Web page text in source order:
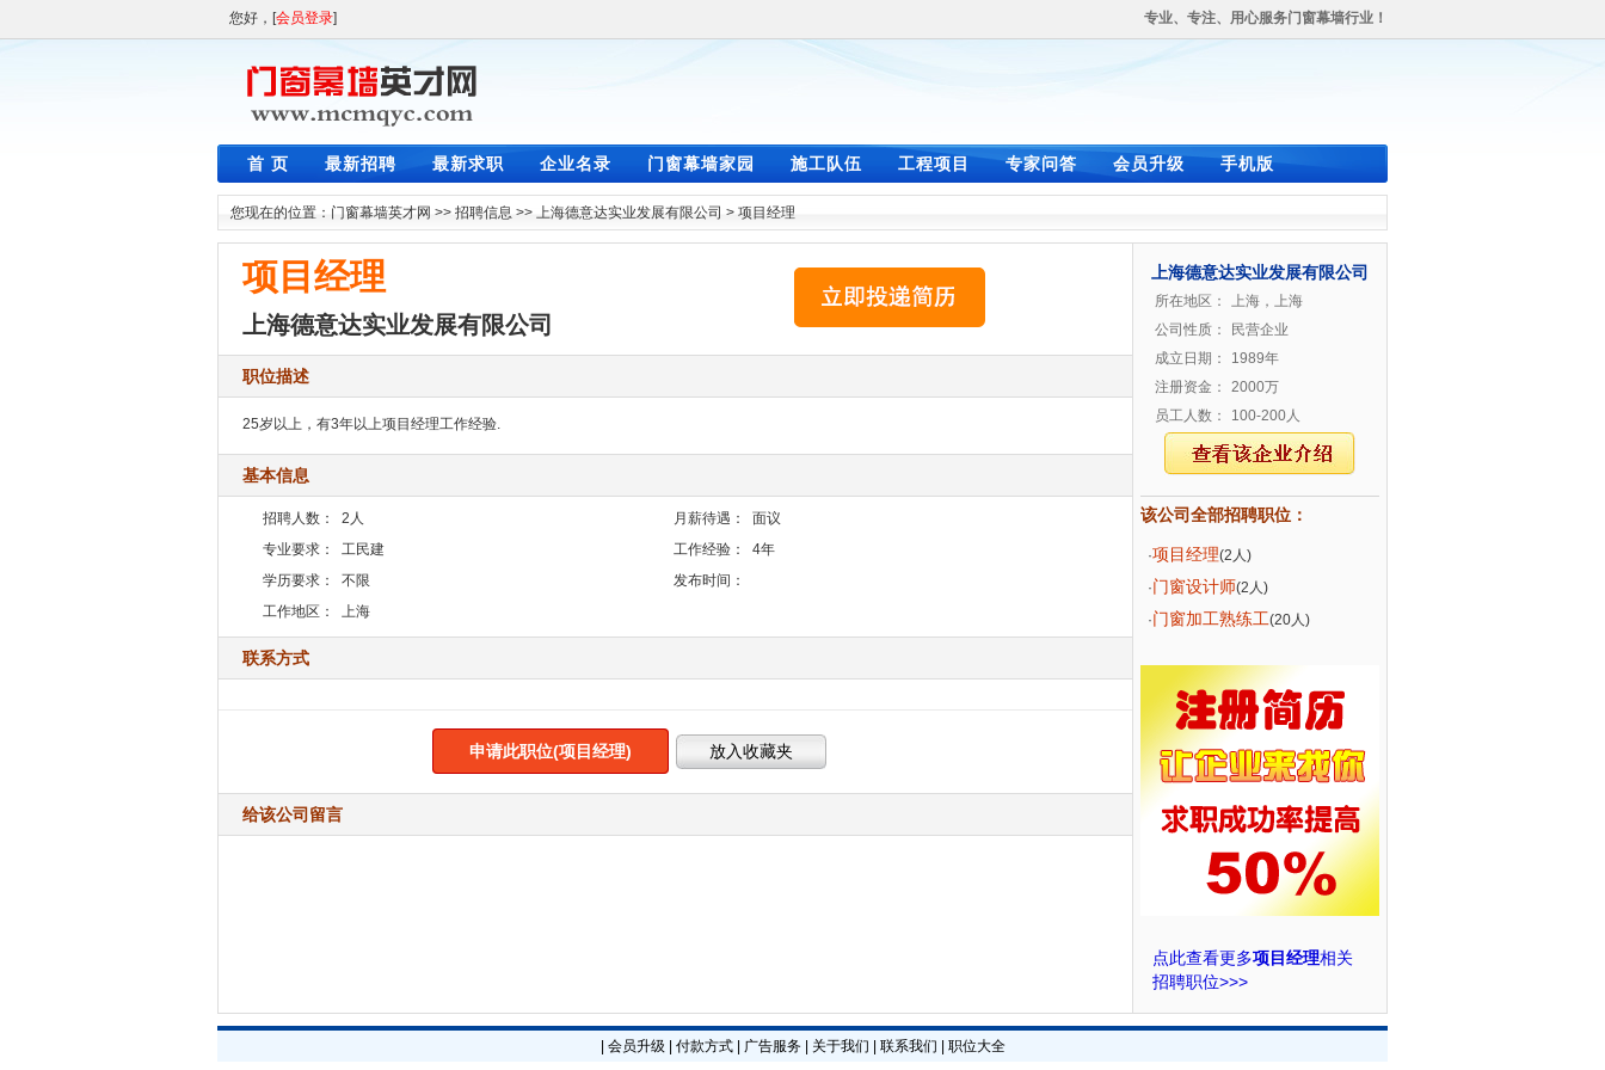
您好，[会员登录] 专业、专注、用心服务门窗幕墙行业！
首 页 最新招聘 最新求职 企业名录 门窗幕墙家园 施工队伍 工程项目 专家问答 会员升级 手机版
您现在的位置： 门窗幕墙英才网 >> 招聘信息 >> 上海德意达实业发展有限公司 > 项目经理
项目经理
上海德意达实业发展有限公司
职位描述
25岁以上，有3年以上项目经理工作经验.
基本信息
招聘人数： 2人 月薪待遇：
面议
专业要求：
工民建 工作经验：
4年
学历要求：
不限
发布时间：
工作地区：
上海
联系方式
申请此职位(项目经理)
给该公司留言
上海德意达实业发展有限公司
所在地区：
上海，上海
公司性质：
民营企业
成立日期：
1989年
注册资金：
2000万
员工人数：
100-200人
该公司全部招聘职位：
·项目经理(2人)
·门窗设计师(2人)
·门窗加工熟练工(20人)
点此查看更多项目经理相关
招聘职位>>>
会员升级 付款方式| 广告服务| 关于我们 联系我们 职位大全